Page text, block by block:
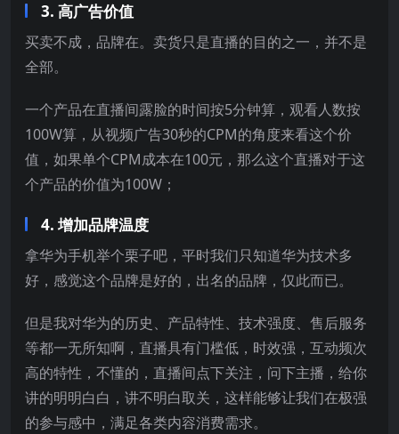
3. 高广告价值
买卖不成，品牌在。卖货只是直播的目的之一，并不是
全部。
一个产品在直播间露脸的时间按5分钟算，观看人数按
100W算，从视频广告30秒的CPM的角度来看这个价
值，如果单个CPM成本在100元，那么这个直播对于这
个产品的价值为100W；
4. 增加品牌温度
拿华为手机举个栗子吧，平时我们只知道华为技术多
好，感觉这个品牌是好的，出名的品牌，仅此而已。
但是我对华为的历史、产品特性、技术强度、售后服务
等都一无所知啊，直播具有门槛低，时效强，互动频次
高的特性，不懂的，直播间点下关注，问下主播，给你
讲的明明白白，讲不明白取关，这样能够让我们在极强
的参与感中，满足各类内容消费需求。